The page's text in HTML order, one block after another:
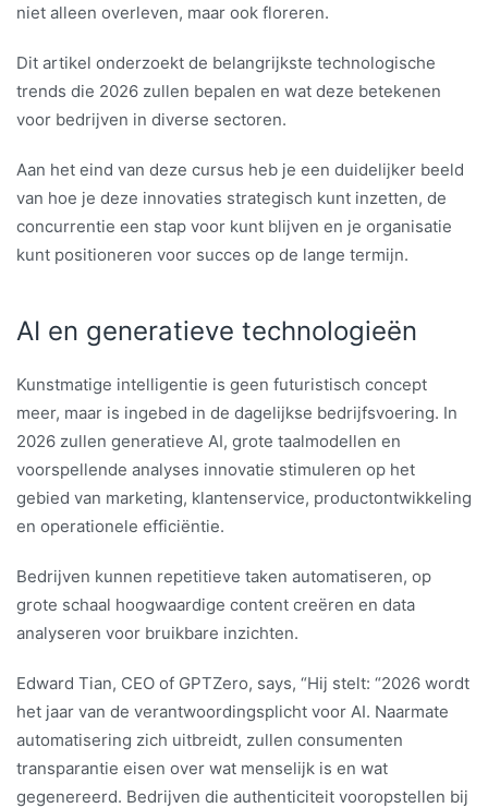
niet alleen overleven, maar ook floreren.
Dit artikel onderzoekt de belangrijkste technologische
trends die 2026 zullen bepalen en wat deze betekenen
voor bedrijven in diverse sectoren.
Aan het eind van deze cursus heb je een duidelijker beeld
van hoe je deze innovaties strategisch kunt inzetten, de
concurrentie een stap voor kunt blijven en je organisatie
kunt positioneren voor succes op de lange termijn.
AI en generatieve technologieën
Kunstmatige intelligentie is geen futuristisch concept
meer, maar is ingebed in de dagelijkse bedrijfsvoering. In
2026 zullen generatieve AI, grote taalmodellen en
voorspellende analyses innovatie stimuleren op het
gebied van marketing, klantenservice, productontwikkeling
en operationele efficiëntie.
Bedrijven kunnen repetitieve taken automatiseren, op
grote schaal hoogwaardige content creëren en data
analyseren voor bruikbare inzichten.
Edward Tian, CEO of GPTZero, says, “Hij stelt: “2026 wordt
het jaar van de verantwoordingsplicht voor AI. Naarmate
automatisering zich uitbreidt, zullen consumenten
transparantie eisen over wat menselijk is en wat
gegenereerd. Bedrijven die authenticiteit vooropstellen bij